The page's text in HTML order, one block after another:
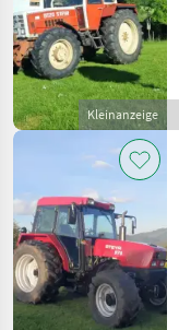
Kleinanzeige